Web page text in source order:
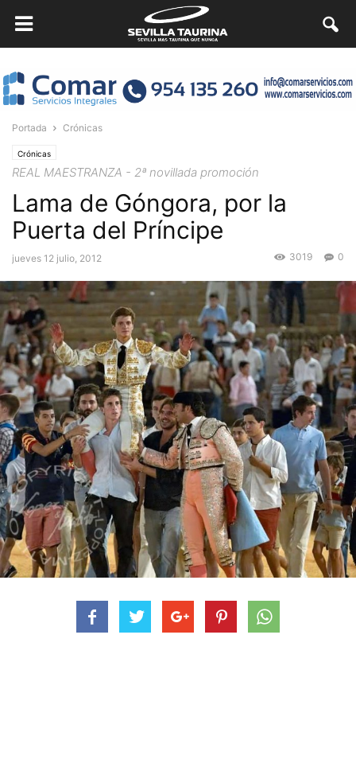
Portada Crónicas
Crónicas
REAL MAESTRANZA - 2ª novillada promoción
Lama de Góngora, por la
Puerta del Príncipe
jueves 12 julio, 2012 0
3019